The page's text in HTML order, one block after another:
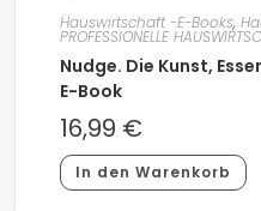
Hauswirtschaft -E-Books,
PROFESSIONELLE
Nudge. Die Kunst,
E-Book
16,99 €
In den Warenkorb